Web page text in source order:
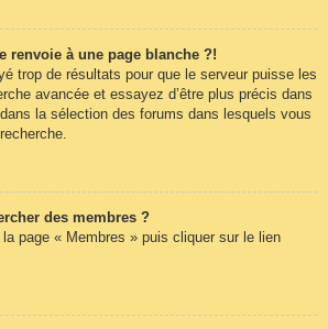
renvoie à une page blanche ?!
trop de résultats pour que le serveur puisse les
avancée et essayez d’être plus précis dans
la sélection des forums dans lesquels vous
des membres ?
page « Membres » puis cliquer sur le lien